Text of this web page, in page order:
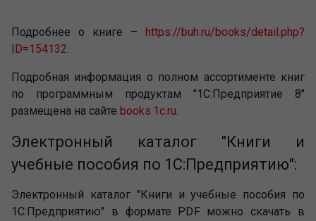
Подробнее о книге – https://buh.ru/books/detail.php?
ID=154132.
Подробная информация о полном ассортименте книг
по программным продуктам "1С:Предприятие 8"
размещена на сайте books.1c.ru.
Электронный каталог "Книги и
учебные пособия по 1С:Предприятию":
Электронный каталог "Книги и учебные пособия по
1С:Предприятию" в формате PDF можно скачать в